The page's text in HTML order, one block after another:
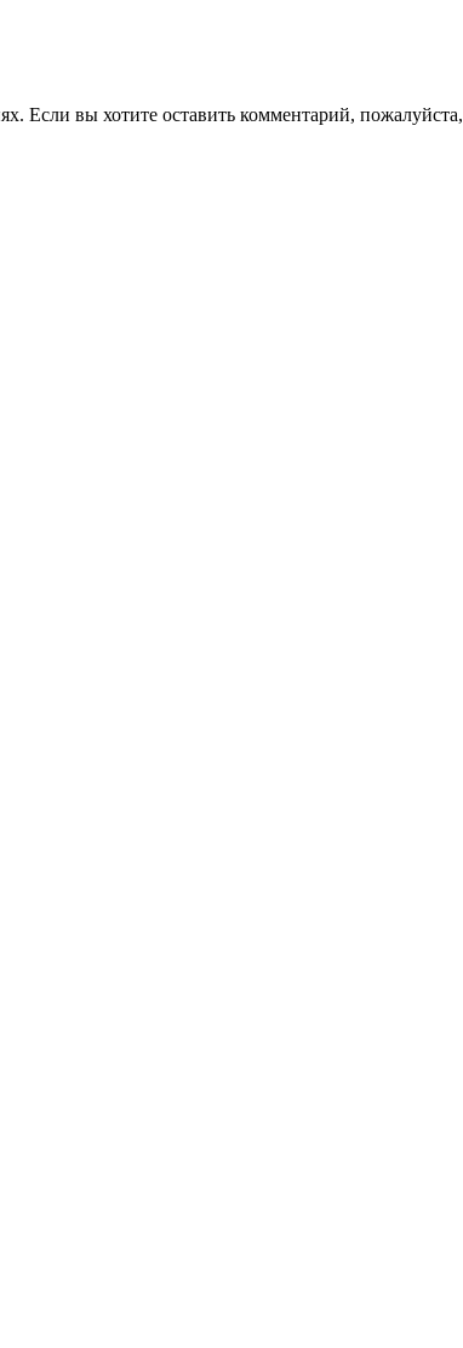
Если вы хотите оставить комментарий, пожалуйста,